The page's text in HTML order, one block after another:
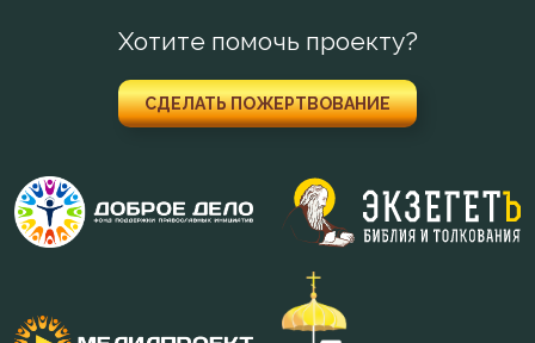
Наслаждение
Начальство
Нечувствие
Хотите помочь проекту?
СДЕЛАТЬ ПОЖЕРТВОВАНИЕ